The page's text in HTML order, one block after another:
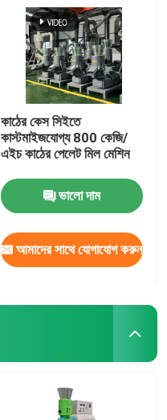
কাঠের কেস সিইতে
কাস্টমাইজযোগ্য 800 কেজি/
এইচ কাঠের পেলেট মিল মেশিন
ভালো দাম
আমাদের সাথে যোগাযোগ করুন